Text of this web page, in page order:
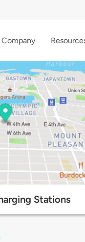
Company
Stations